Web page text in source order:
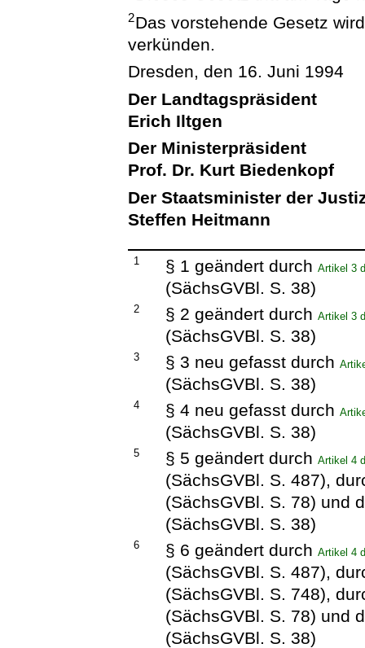
2Das vorstehende Gesetz
verkünden.
Dresden, den 16. Juni 1994
Der Landtagspräsident
Erich Iltgen
Der Ministerpräsident
Prof. Dr. Kurt Biedenkopf
Der Staatsminister der
Steffen Heitmann
1 § 1 geändert durchArtikel 3
(SächsGVBl. S. 38)
2 § 2 geändert durchArtikel 3
(SächsGVBl. S. 38)
3 § 3 neu gefasst durch
(SächsGVBl. S. 38)
4 § 4 neu gefasst durch
(SächsGVBl. S. 38)
5 § 5 geändert durchArtikel 4
(SächsGVBl. S. 487),
(SächsGVBl. S. 78) und
(SächsGVBl. S. 38)
6 § 6 geändert durchArtikel 4
(SächsGVBl. S. 487),
(SächsGVBl. S. 748),
(SächsGVBl. S. 78) und
(SächsGVBl. S. 38)